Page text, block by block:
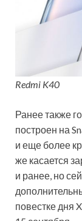
Redmi K40
Ранее также
построен на
и еще более
же касается
и ранее, но
повестке дня